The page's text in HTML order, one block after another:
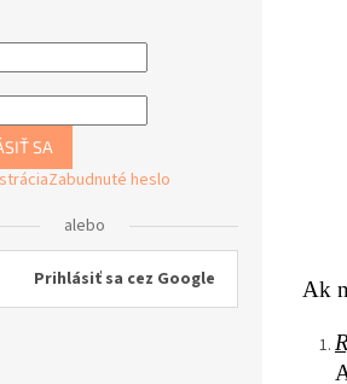
SA
Zabudnuté heslo
alebo
Prihlásiť sa cez Google Ak